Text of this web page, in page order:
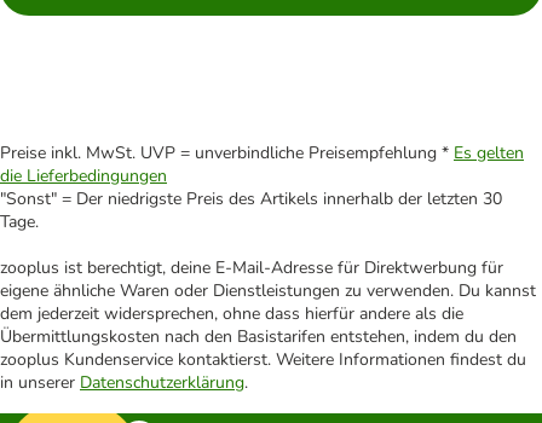
Preise inkl. MwSt. UVP = unverbindliche Preisempfehlung * Es gelten
die Lieferbedingungen
"Sonst" = Der niedrigste Preis des Artikels innerhalb der letzten 30
Tage.
zooplus ist berechtigt, deine E-Mail-Adresse für Direktwerbung für
eigene ähnliche Waren oder Dienstleistungen zu verwenden. Du kannst
dem jederzeit widersprechen, ohne dass hierfür andere als die
Übermittlungskosten nach den Basistarifen entstehen, indem du den
zooplus Kundenservice kontaktierst. Weitere Informationen findest du
in unserer Datenschutzerklärung.